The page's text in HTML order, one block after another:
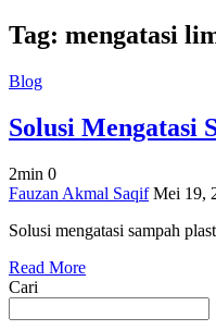
Tag: mengatasi
Blog
Solusi Mengatasi
2min 0
on
Mengatasi
Plastik
di
Fauzan Akmal Saqif Mei 19,
Solusi mengatasi sampah
Read More
Cari